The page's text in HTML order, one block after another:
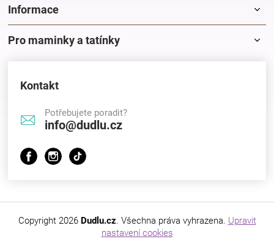
Informace
Pro maminky a tatínky
Kontakt
Potřebujete poradit?
info@dudlu.cz
Copyright 2026 Dudlu.cz. Všechna práva vyhrazena. Upravit
nastavení cookies